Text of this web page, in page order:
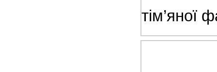
тім’яної